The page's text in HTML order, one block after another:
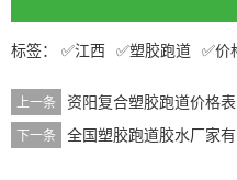
江西 塑胶跑道 价
上一条 资阳复合塑胶跑道价格表
下一条 全国塑胶跑道胶水厂家